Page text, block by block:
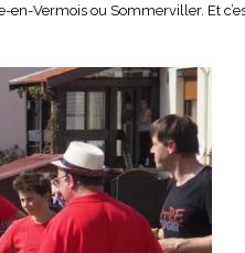
Vermois ou Sommerviller. Et